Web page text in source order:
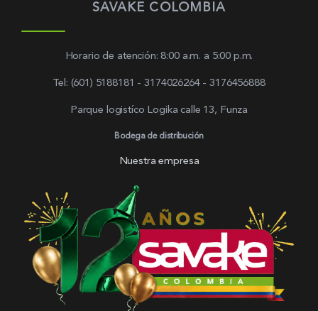
SAVAKE COLOMBIA
Horario de atención: 8:00 a.m. a 5:00 p.m.
Tel: (601) 5188181 - 3174026264 - 3176456888
Parque logistíco Logika calle 13, Funza
Bodega de distribución
Nuestra empresa